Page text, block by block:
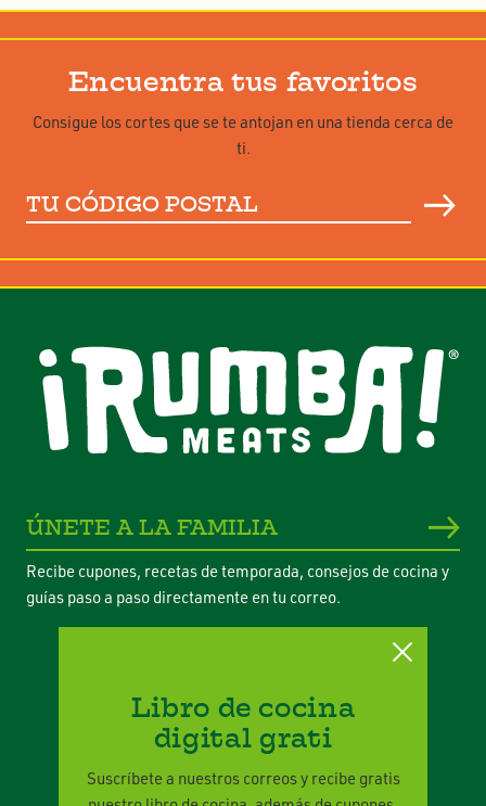
Encuentra tus favoritos
Consigue los cortes que se te antojan en una tienda cerca de
ti.
Tu
código
ÚNETE A LA FAMILIA
Recibe cupones, recetas de temporada, consejos de cocina y
guías paso a paso directamente en tu correo.
Política de Privacidad
Términos Legales
Libro de cocina
digital grati
Suscríbete a nuestros correos y recibe gratis